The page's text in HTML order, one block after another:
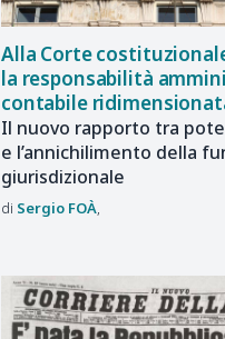
Alla Corte
la responsabilità
contabile
Il nuovo rapporto tra
e l’annichilimento della
giurisdizionale
Sergio FOÀ